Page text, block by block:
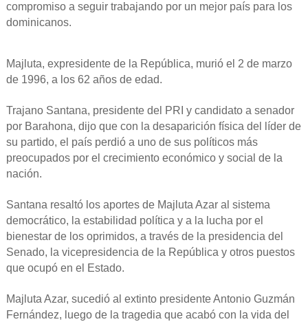
compromiso a seguir trabajando por un mejor país para los
dominicanos.
Majluta, expresidente de la República, murió el 2 de marzo
de 1996, a los 62 años de edad.
Trajano Santana, presidente del PRI y candidato a senador
por Barahona, dijo que con la desaparición física del líder de
su partido, el país perdió a uno de sus políticos más
preocupados por el crecimiento económico y social de la
nación.
Santana resaltó los aportes de Majluta Azar al sistema
democrático, la estabilidad política y a la lucha por el
bienestar de los oprimidos, a través de la presidencia del
Senado, la vicepresidencia de la República y otros puestos
que ocupó en el Estado.
Majluta Azar, sucedió al extinto presidente Antonio Guzmán
Fernández, luego de la tragedia que acabó con la vida del